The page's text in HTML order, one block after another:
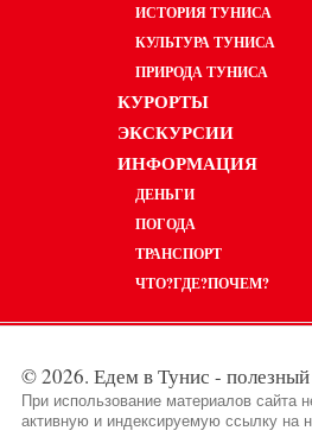
ИСТОРИЯ ТУНИСА
КУЛЬТУРА ТУНИСА
ПРИРОДА ТУНИСА
КУРОРТЫ
ЭКСКУРСИИ
ИНФОРМАЦИЯ
ДЕНЬГИ
ПОГОДА
ТРАНСПОРТ
ЧТО?ГДЕ?ПОЧЕМ?
© 2026. Едем в Тунис - полезный
При использование материалов сайта
активную и индексируемую ссылку на